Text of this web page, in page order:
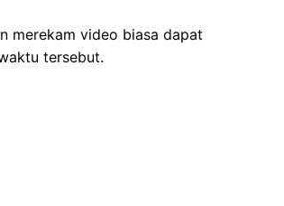
merekam video biasa dapat
tersebut.